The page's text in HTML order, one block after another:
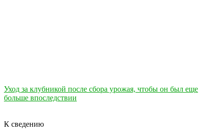
Уход за клубникой после сбора урожая, чтобы он был еще
больше впоследствии
К сведению